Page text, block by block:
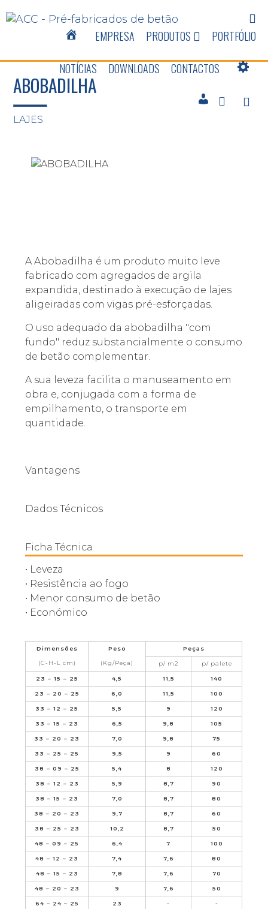
EMPRESA PRODUTOS PORTFÓLIO
NOTÍCIAS DOWNLOADS CONTACTOS
ABOBADILHA
LAJES
A Abobadilha é um produto muito leve
fabricado com agregados de argila
expandida, destinado à execução de lajes
aligeiradas com vigas pré-esforçadas.
O uso adequado da abobadilha "com
fundo" reduz substancialmente o consumo
de betão complementar.
A sua leveza facilita o manuseamento em
obra e, conjugada com a forma de
empilhamento, o transporte em
quantidade.
Vantagens
Dados Técnicos
Ficha Técnica
• Leveza
• Resistência ao fogo
• Menor consumo de betão
• Económico
Dimensões
(C-H-L cm)
Peso
(Kg/Peça)
Peças
p/ m2 p/ palete
23 – 15 – 25 4,5 11,5 140
23 – 20 – 25 6,0 11,5 100
33 – 12 – 25 5,5 9 120
33 – 15 – 23 6,5 9,8 105
33 – 20 – 23 7,0 9,8 75
33 – 25 – 25 9,5 9 60
38 – 09 – 25 5,4 8 120
38 – 12 – 23 5,9 8,7 90
38 – 15 – 23 7,0 8,7 80
38 – 20 – 23 9,7 8,7 60
38 – 25 – 23 10,2 8,7 50
48 – 09 – 25 6,4 7 100
48 – 12 – 23 7,4 7,6 80
48 – 15 – 23 7,8 7,6 70
48 – 20 – 23 9 7,6 50
64 – 24 – 25 23 - -